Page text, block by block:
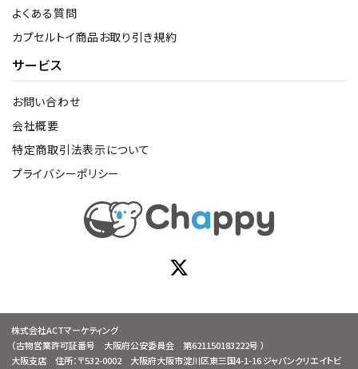
よくある質問
カプセルトイ商品お取り引き規約
サービス
お問い合わせ
会社概要
特定商取引法表示について
プライバシーポリシー
株式会社ACTマーケティング
（古物営業許可証番号 大阪府公安委員会 第621150183222号 ）
大阪支店 住所：〒532-0002 大阪府大阪市淀川区東三国4-1-16 ジャパンクリエイトビ